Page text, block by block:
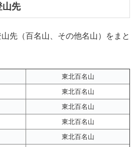
山先
先（百名山、その他名山）をまと
東北百名山
東北百名山
東北百名山
東北百名山
東北百名山